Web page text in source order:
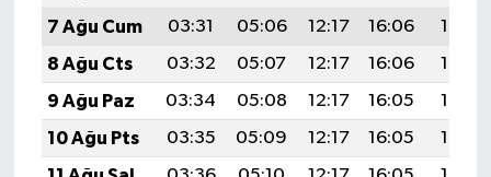
7 Ağu Cum
03:31 05:06 12:17 16:06
19:18
8 Ağu Cts
03:32 05:07 12:17 16:06
19:17
9 Ağu Paz
03:34 05:08 12:17 16:05
19:16
10 Ağu Pts
03:35 05:09 12:17 16:05
19:15